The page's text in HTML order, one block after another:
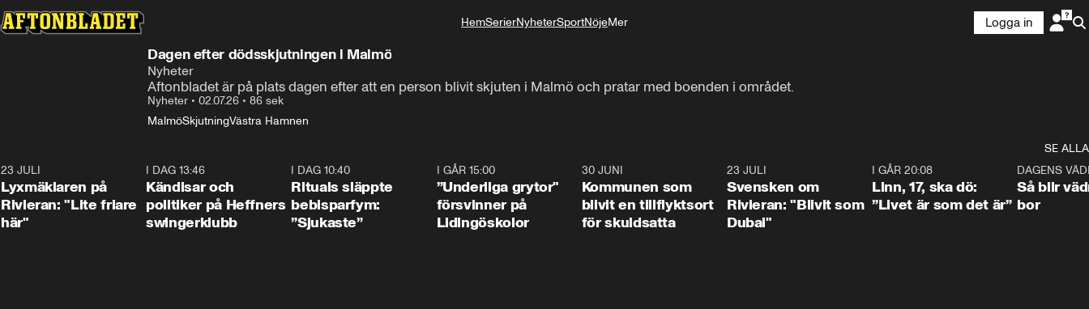
HemSerierNyheterSportNöjeMer
Logga in
Dagen efter dödsskjutningen i Malmö
Nyheter
Aftonbladet är på plats dagen efter att en person blivit skjuten i Malmö och pratar med boenden i området.
Nyheter • 02.07.26 • 86 sek
MalmöSkjutningVästra Hamnen
SE ALLA
23 JULI
Lyxmäklaren på
Rivieran: "Lite friare
här"
I DAG 13:46
Kändisar och
politiker på Heffners
swingerklubb
I DAG 10:40
Rituals släppte
bebisparfym:
”Sjukaste”
I GÅR 15:00
”Underliga grytor"
försvinner på
Lidingöskolor
30 JUNI
Kommunen som
blivit en tillflyktsort
för skuldsatta
23 JULI
Svensken om
Rivieran: "Blivit som
Dubai"
I GÅR 20:08
Linn, 17, ska dö:
”Livet är som det är”
DAGENS
Så blir
bor